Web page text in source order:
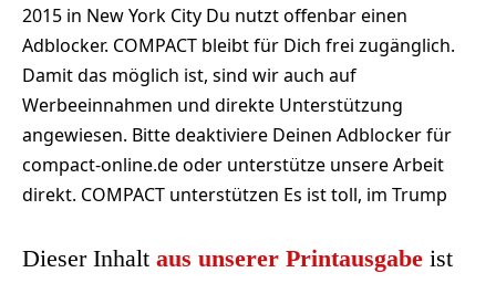
2015 in New York City Du nutzt offenbar einen
Adblocker. COMPACT bleibt für Dich frei zugänglich.
Damit das möglich ist, sind wir auch auf
Werbeeinnahmen und direkte Unterstützung
angewiesen. Bitte deaktiviere Deinen Adblocker für
compact-online.de oder unterstütze unsere Arbeit
direkt. COMPACT unterstützen Es ist toll, im Trump
Dieser Inhalt aus unserer Printausgabe ist